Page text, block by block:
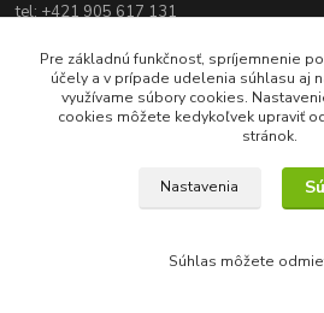
tel:+421 905 617 131
Pre základnú funkčnosť, spríjemnenie
účely a v prípade udelenia súhlasu aj
využívame súbory cookies.
cookies môžete kedykoľvek upraviť
stránok.
Nastavenia
Súhlas môžete